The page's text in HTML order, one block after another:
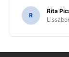
R
Rita